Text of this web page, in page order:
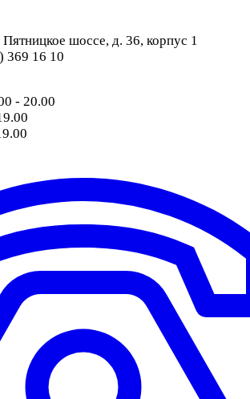
шоссе, д. 36, корпус 1
369 16 10
- 20.00